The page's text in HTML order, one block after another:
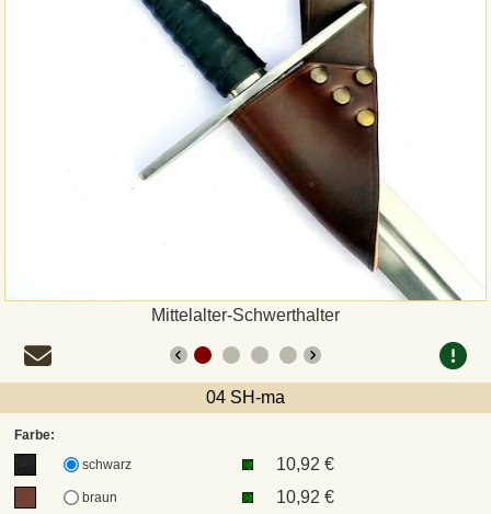
Mittelalter-Schwerthalter
04 SH-ma
Farbe:
schwarz
10,92 €
braun 10,92 €
Versandarten und Retouren
UPS
DHL Paket
DPD